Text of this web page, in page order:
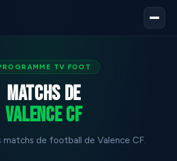
TV FOOT
Matchs de
Valence CF
matchs de football de Valence CF.